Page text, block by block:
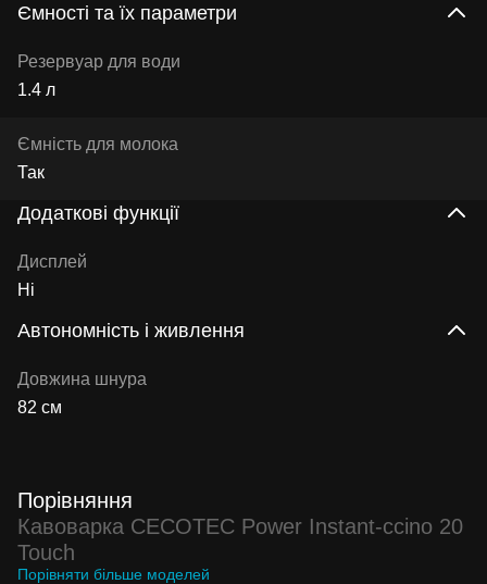
Ємності та їх параметри
Резервуар для води
1.4 л
Ємність для молока
Так
Додаткові функції
Дисплей
Ні
Автономність і живлення
Довжина шнура
82 см
Порівняння
Кавоварка CECOTEC Power Instant-ccino 20
Touch
Порівняти більше моделей